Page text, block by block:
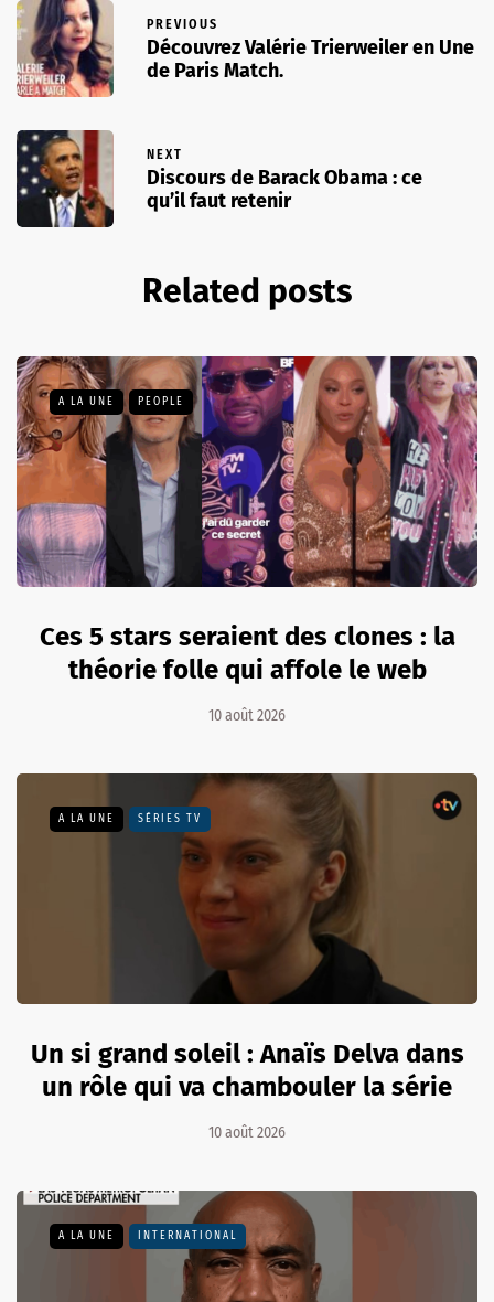
PREVIOUS
Découvrez Valérie Trierweiler en Une
de Paris Match.
NEXT
Discours de Barack Obama : ce
qu’il faut retenir
Related posts
A LA UNE PEOPLE
Ces 5 stars seraient des clones : la
théorie folle qui affole le web
10 août 2026
A LA UNE SÉRIES TV
Un si grand soleil : Anaïs Delva dans
un rôle qui va chambouler la série
10 août 2026
A LA UNE INTERNATIONAL